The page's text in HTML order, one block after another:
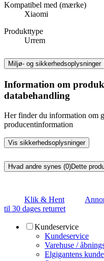
Kompatibel med (mærke)
Xiaomi
Produkttype
Urrem
Miljø- og sikkerhedsoplysninger
Information om
databehandling
Her finder du information om
producentinformation
Vis sikkerhedsoplysninger
Hvad andre synes (0)Dette
Klik & Hent
til 30 dages returret
Kundeservice
Kundeservice
Varehuse /
Elgigantens